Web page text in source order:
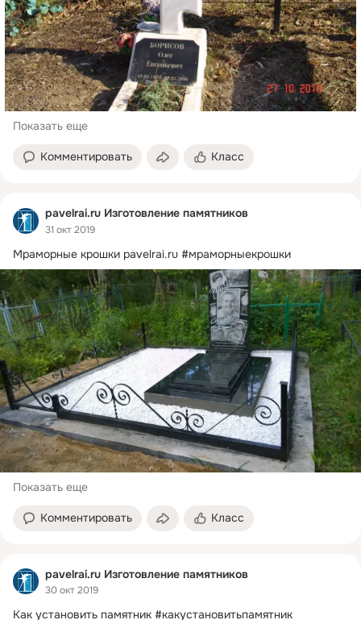
Показать еще
Комментировать Класс
pavelrai.ru Изготовление памятников
31 окт 2019
Мраморные крошки pavelrai.ru #мраморныекрошки
Показать еще
Комментировать Класс
pavelrai.ru Изготовление памятников
30 окт 2019
Как установить памятник #какустановитьпамятник